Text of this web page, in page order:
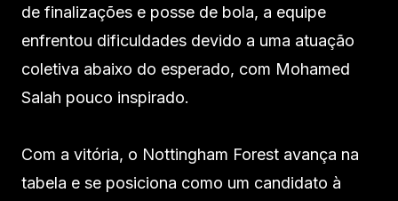
de finalizações e posse de bola, a equipe
enfrentou dificuldades devido a uma atuação
coletiva abaixo do esperado, com Mohamed
Salah pouco inspirado.
Com a vitória, o Nottingham Forest avança na
tabela e se posiciona como um candidato à